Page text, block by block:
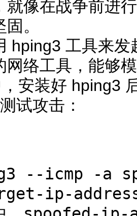
就像在战争前进
。
hping3 工具来
网络工具，能够
安装好 hping3
试攻击：
--icmp -a
ip-